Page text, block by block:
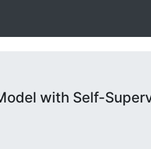
with Self-